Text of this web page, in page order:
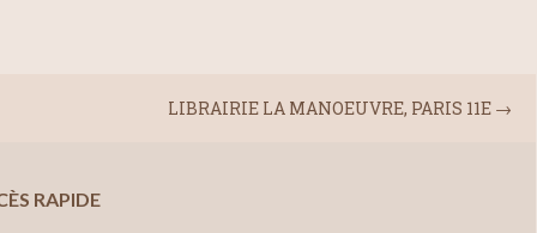
LIBRAIRIE LA MANOEUVRE, PARIS 11E →
RAPIDE